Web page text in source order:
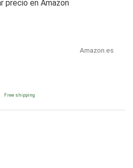
precio en Amazon
Amazon.es
Free shipping